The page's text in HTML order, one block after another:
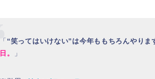
「“笑ってはいけない”は今年ももちろんやりま
日。
」